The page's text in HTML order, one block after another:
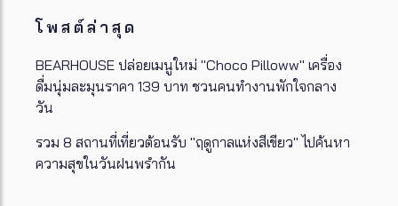
โพสต์ล่าสุด
BEARHOUSE ปล่อยเมนูใหม่ "Choco Pilloww" เครื่อง
ดื่มนุ่มละมุนราคา 139 บาท ชวนคนทำงานพักใจกลาง
วัน
รวม 8 สถานที่เที่ยวต้อนรับ "ฤดูกาลแห่งสีเขียว" ไปค้นหา
ความสุขในวันฝนพรำกัน